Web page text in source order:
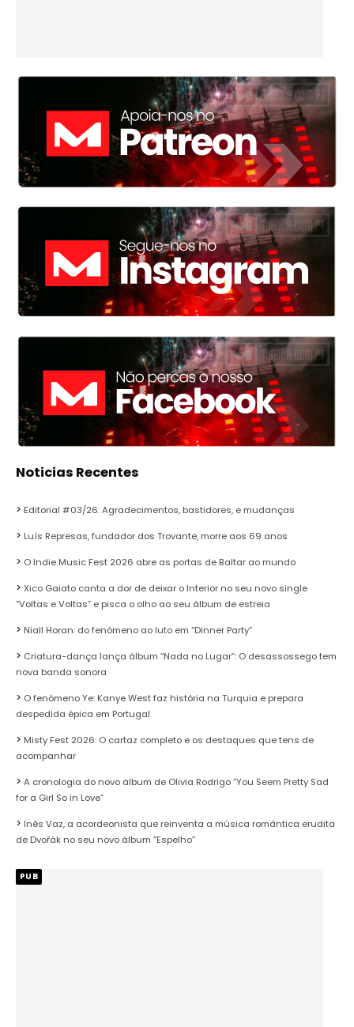
Noticias Recentes
Editorial #03/26: Agradecimentos, bastidores, e mudanças
Luís Represas, fundador dos Trovante, morre aos 69 anos
O Indie Music Fest 2026 abre as portas de Baltar ao mundo
Xico Gaiato canta a dor de deixar o Interior no seu novo single
“Voltas e Voltas” e pisca o olho ao seu álbum de estreia
Niall Horan: do fenómeno ao luto em “Dinner Party”
Criatura-dança lança álbum “Nada no Lugar”: O desassossego tem
nova banda sonora
O fenómeno Ye: Kanye West faz história na Turquia e prepara
despedida épica em Portugal
Misty Fest 2026: O cartaz completo e os destaques que tens de
acompanhar
A cronologia do novo álbum de Olivia Rodrigo “You Seem Pretty Sad
for a Girl So in Love”
Inês Vaz, a acordeonista que reinventa a música romântica erudita
de Dvořák no seu novo álbum “Espelho”
PUB